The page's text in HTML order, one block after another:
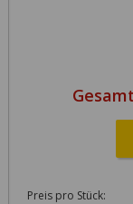
Preis pro Stück: